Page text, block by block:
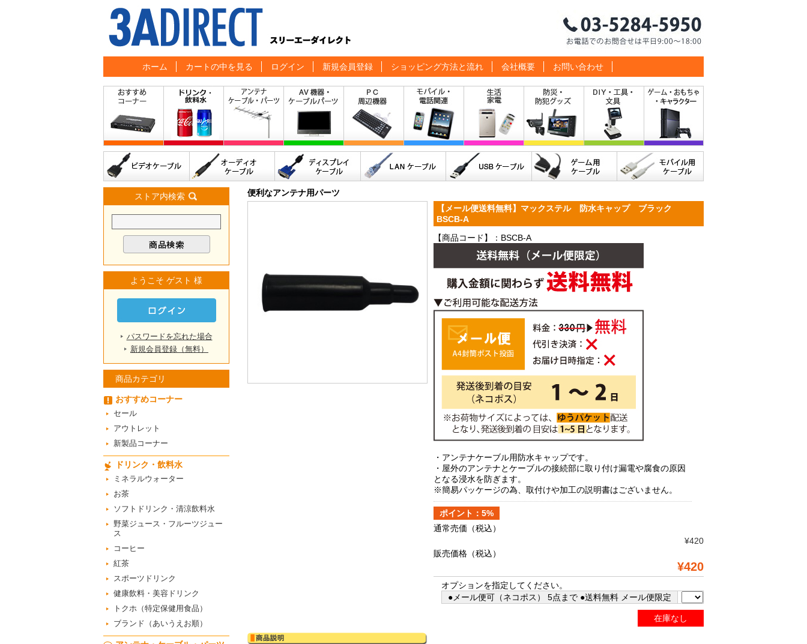
ホーム カートの中を見る ログイン 新規会員登録 ショッピング方法と流れ 会社概要 お問い合わせ
ストア内検索
ようこそ ゲスト 様
パスワードを忘れた場合
新規会員登録（無料）
商品カテゴリ
おすすめコーナー
セール
アウトレット
新製品コーナー
ドリンク・飲料水
ミネラルウォーター
お茶
ソフトドリンク・清涼飲料水
野菜ジュース・フルーツジュー
ス
コーヒー
紅茶
スポーツドリンク
健康飲料・美容ドリンク
トクホ（特定保健用食品）
ブランド（あいうえお順）
便利なアンテナ用パーツ
【メール便送料無料】マックステル 防水キャップ ブラック
BSCB-A
【商品コード】：BSCB-A
・アンテナケーブル用防水キャップです。
・屋外のアンテナとケーブルの接続部に取り付け漏電や腐食の原因
となる浸水を防ぎます。
※簡易パッケージの為、取付けや加工の説明書はございません。
ポイント：5%
通常売価 （税込）
¥420
販売価格 （税込）
¥420
オプションを指定してください。
●メール便可（ネコポス） 5点まで ●送料無料 メール便限定
在庫なし